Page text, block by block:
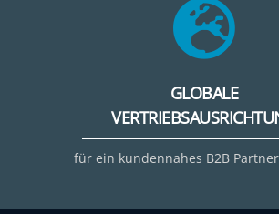
GLOBALE
für ein kundennahes B2B